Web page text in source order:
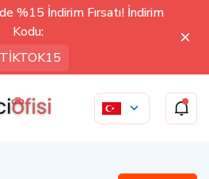
%15 İndirim Fırsatı! İndirim
Kodu:
TİKTOK15